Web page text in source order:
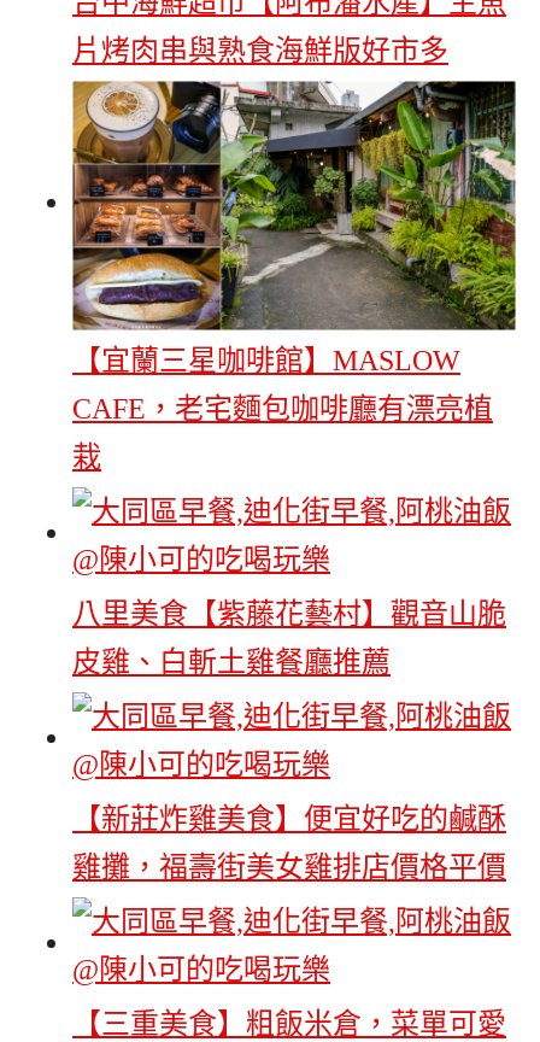
片烤肉串與熟食海鮮版好市多
【宜蘭三星咖啡館】MASLOW
CAFE，老宅麵包咖啡廳有漂亮植
栽
八里美食【紫藤花藝村】觀音山脆
皮雞、白斬土雞餐廳推薦
【新莊炸雞美食】便宜好吃的鹹酥
雞攤，福壽街美女雞排店價格平價
【三重美食】粗飯米倉，菜單可愛